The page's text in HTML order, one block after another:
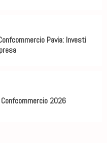
Pavia: Investi
2026